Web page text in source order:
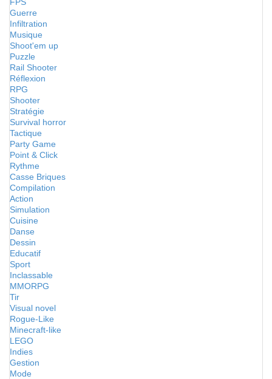
Guerre
Infiltration
Musique
Shoot'em up
Puzzle
Rail Shooter
Réflexion
RPG
Shooter
Stratégie
Survival horror
Tactique
Party Game
Point & Click
Rythme
Casse Briques
Compilation
Action
Simulation
Cuisine
Danse
Dessin
Educatif
Sport
Inclassable
MMORPG
Tir
Visual novel
Rogue-Like
Minecraft-like
LEGO
Indies
Gestion
Mode